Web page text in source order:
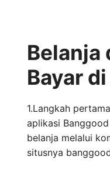
Belanja
Bayar
1.Langkah
aplikasi
belanja melalui
situsnya